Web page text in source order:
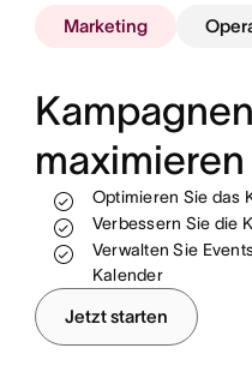
Marketing
maximieren
Optimieren Sie das
Verbessern Sie die
Verwalten Sie
Kalender
Jetzt starten
Arbeit
Echtzeit beobachten
Prozesse
Hindernisse für
Umsatzziele zu
Sorgen Sie für eine
Automatisieren und
Workflows
Einfaches On- und
Mitarbeitenden